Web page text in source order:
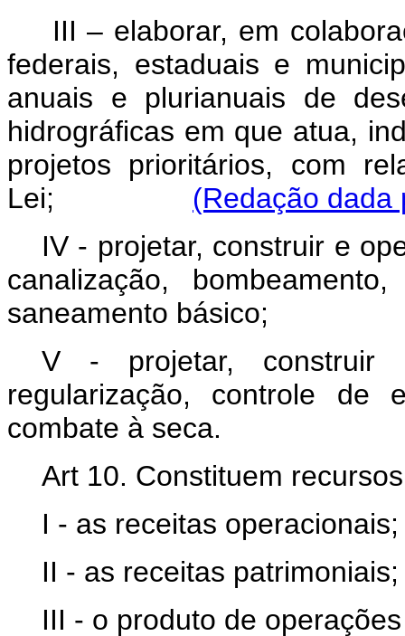
III – elaborar, em
federais, estaduais e
anuais e plurianuais de
hidrográficas em que atua,
projetos prioritários, com
Lei;
(Redação dada
IV - projetar, construir e
canalização,
saneamento básico;
V - projetar, construir
regularização, controle de
combate à seca.
Art 10. Constituem
I - as receitas operacionais;
II - as receitas patrimoniais;
III - o produto de